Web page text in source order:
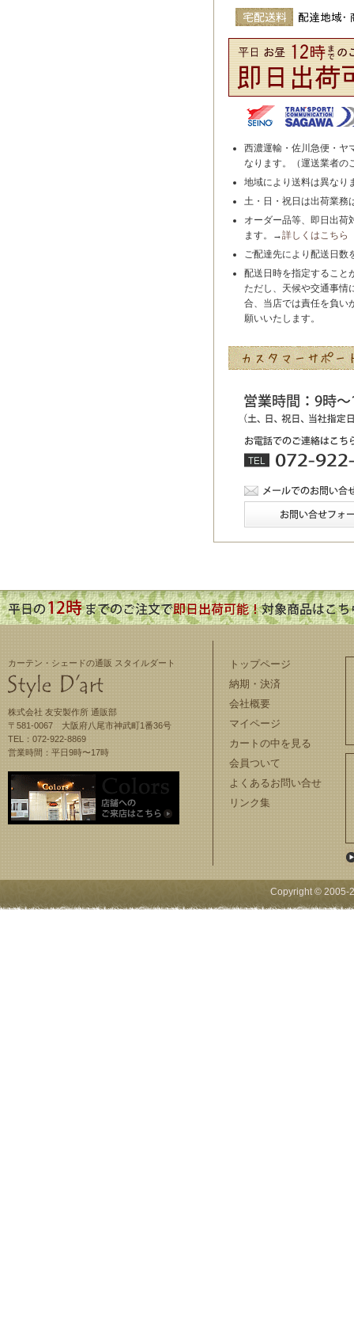
西濃運輸・佐川急便・ヤ
なります。（運送業者の
地域により送料は異なり
土・日・祝日は出荷業務
オーダー品等、即日出荷
ます。→詳しくはこちら
ご配達先により配送日数
配送日時を指定すること
ただし、天候や交通事情
合、当店では責任を負い
願いいたします。
カーテン・シェードの通販 スタイルダート
株式会社 友安製作所 通販部
〒581-0067 大阪府八尾市神武町1番36号
TEL：072-922-8869
営業時間：平日9時〜17時
トップページ
納期・決済
会社概要
マイページ
カートの中を見る
会員ついて
よくあるお問い合せ
リンク集
Copyright © 2005-